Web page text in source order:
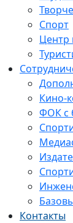
Спорт
Центр
Кино-
ФОК с
Контакты